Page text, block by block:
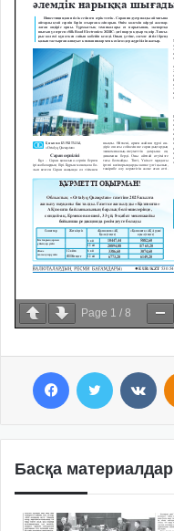
Page 1 / 8
Басқа материалдар